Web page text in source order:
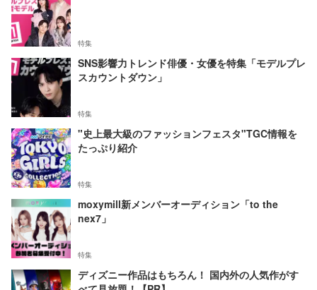
特集
SNS影響力トレンド俳優・女優を特集「モデルプレ
スカウントダウン」
特集
"史上最大級のファッションフェスタ"TGC情報を
たっぷり紹介
特集
moxymill新メンバーオーディション「to the
nex7」
特集
ディズニー作品はもちろん！ 国内外の人気作がす